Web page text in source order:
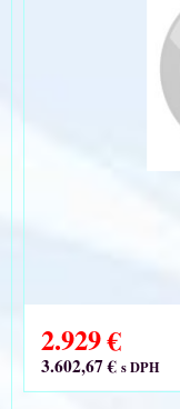
2.929 €
3.602,67 € s DPH